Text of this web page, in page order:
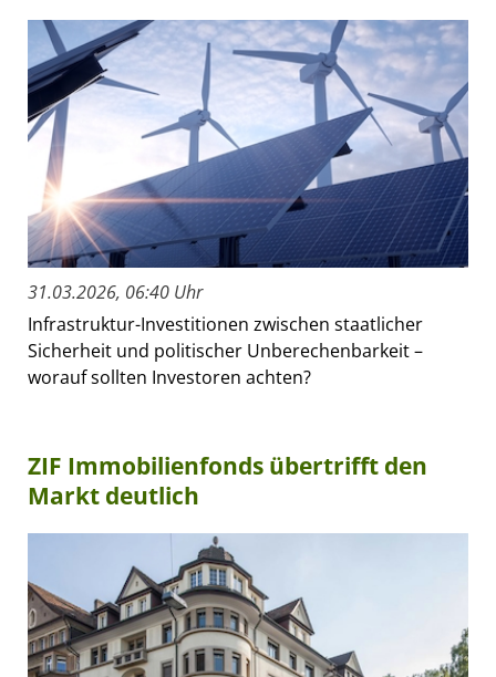
31.03.2026, 06:40 Uhr
Infrastruktur-Investitionen zwischen staatlicher
Sicherheit und politischer Unberechenbarkeit –
worauf sollten Investoren achten?
ZIF Immobilienfonds übertrifft den
Markt deutlich